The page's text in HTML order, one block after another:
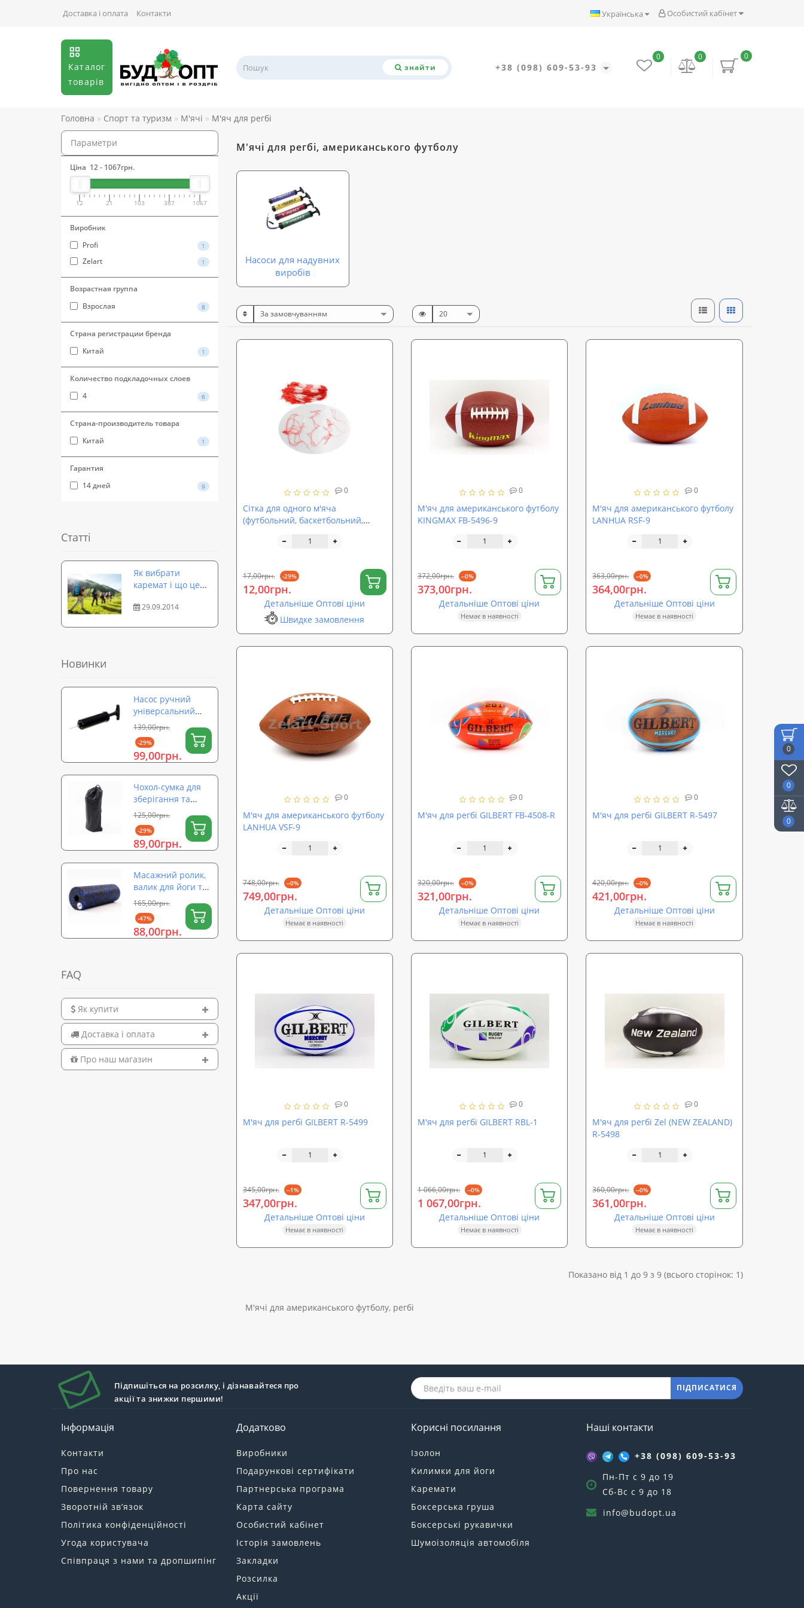
0
0
0
Особистий кабінет
Українська
Доставка і оплата Контакти
Каталог
товарів
знайти +38 (098) 609-53-93
0
0
0
Головна Спорт та туризм М'ячі М'яч для регбі
Параметри
Ціна 12- 1067грн.
12 21 103 387 1067
Виробник
Profi
1
Zelart 1
Возрастная группа
Взрослая
8
Страна регистрации бренда
Китай
1
Количество подкладочных слоев
4
6
Страна-производитель товара
Китай
1
Гарантия
14 дней
9
Статті
Як вибрати
каремат і що це
29.09.2014
Новинки
Насос ручний
універсальний
для м'ячів,
надувних виробів,
фітболів OSPORT
(OF-0324)
139,00грн.
-29%
99,00грн.
Чохол-сумка для
зберігання та
перенесення
ролика для йоги
(валика) на
затяжці 56×26 см
125,00грн.
-29%
89,00грн.
Масажний ролик,
валик для йоги та
масажу спини EPP
(масажер для
спини, шиї, ніг)
OSPORT 15х5см
165,00грн.
-47%
88,00грн.
FAQ
Як купити
Доставка і оплата
Про наш магазин
М'ячі для регбі, американського футболу
Насоси для надувних
виробів
0
Сітка для одного м'яча
(футбольний, баскетбольний,
Profi (MS 1030)
17,00грн. -29%
12,00грн.
Детальніше Оптові ціни
Швидке замовлення
0
М'яч для американського футболу
KINGMAX FB-5496-9
372,00грн. --0%
373,00грн.
Детальніше Оптові ціни
Немає в наявності
0
М'яч для американського футболу
LANHUA RSF-9
363,00грн. --0%
364,00грн.
Детальніше Оптові ціни
Немає в наявності
0
М'яч для американського футболу
LANHUA VSF-9
748,00грн. --0%
749,00грн.
Детальніше Оптові ціни
Немає в наявності
0
М'яч для регбі GILBERT FB-4508-R
320,00грн. --0%
321,00грн.
Детальніше Оптові ціни
Немає в наявності
0
М'яч для регбі GILBERT R-5497
420,00грн. --0%
421,00грн.
Детальніше Оптові ціни
Немає в наявності
0
М'яч для регбі GILBERT R-5499
345,00грн. --1%
347,00грн.
Детальніше Оптові ціни
Немає в наявності
0
М'яч для регбі GILBERT RBL-1
1 066,00грн. --0%
1 067,00грн.
Детальніше Оптові ціни
Немає в наявності
0
М'яч для регбі Zel (NEW ZEALAND)
R-5498
360,00грн. --0%
361,00грн.
Детальніше Оптові ціни
Немає в наявності
Показано від 1 до 9 з 9 (всього сторінок: 1)
М'ячі для американського футболу, регбі
Підпишіться на розсилку, і дізнавайтеся про
акції та знижки першими!
ПІДПИСАТИСЯ
Інформація
Контакти
Про нас
Повернення товару
Зворотній зв’язок
Політика конфіденційності
Угода користувача
Співпраця з нами та дропшипінг
Додатково
Виробники
Подарункові сертифікати
Партнерська програма
Карта сайту
Особистий кабінет
Історія замовлень
Закладки
Розсилка
Акції
Корисні посилання
Ізолон
Килимки для йоги
Каремати
Боксерська груша
Боксерські рукавички
Шумоізоляція автомобіля
Наші контакти
+38 (098) 609-53-93
Пн-Пт с 9 до 19
Сб-Вс с 9 до 18
info@budopt.ua